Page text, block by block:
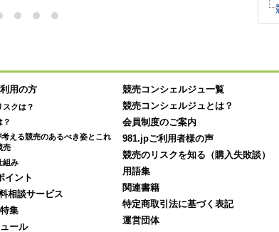
用の方
スクは？
？
える競売のあるべき姿とこれ
売
組み
イント
相談サービス
集
ール
競売コンシェルジュ一覧
競売コンシェルジュとは？
会員制度のご案内
981.jpご利用者様の声
競売のリスクを知る（購入失敗談）
用語集
関連書籍
特定商取引法に基づく表記
運営団体